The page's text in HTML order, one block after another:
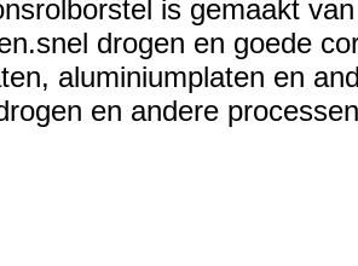
is gemaakt
drogen en goede
aluminiumplaten en
en andere